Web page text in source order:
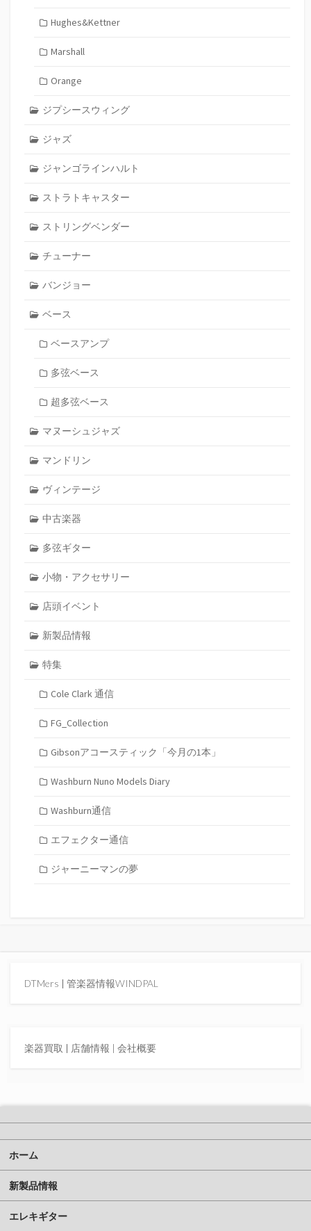
Hughes&Kettner
Marshall
Orange
ジプシースウィング
ジャズ
ジャンゴラインハルト
ストラトキャスター
ストリングベンダー
チューナー
バンジョー
ベース
ベースアンプ
多弦ベース
超多弦ベース
マヌーシュジャズ
マンドリン
ヴィンテージ
中古楽器
多弦ギター
小物・アクセサリー
店頭イベント
新製品情報
特集
Cole Clark 通信
FG_Collection
Gibsonアコースティック「今月の1本」
Washburn Nuno Models Diary
Washburn通信
エフェクター通信
ジャーニーマンの夢
DTMers | 管楽器情報WINDPAL
楽器買取 | 店舗情報 | 会社概要
ホーム
新製品情報
エレキギター